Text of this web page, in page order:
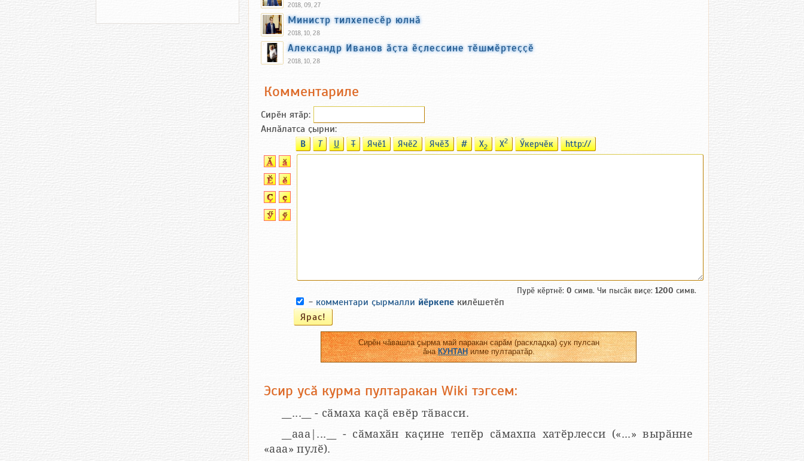
2018, 09, 27
Министр тилхепесӗр юлнӑ
2018, 10, 28
Александр Иванов ӑҫта ӗҫлессине тӗшмӗртеҫҫӗ
2018, 10, 28
Комментариле
Сирӗн ятӑp:
Анлӑлатса ҫырни:
B T U T Ячӗ1 Ячӗ2 Ячӗ3 # X2 X2 Ӳкерчӗк http://
Пурӗ кӗртнӗ: 0 симв. Чи пысӑк виҫе: 1200 симв.
- комментари ҫырмалли йӗркепе килӗшетӗп
Сирӗн чӑвашла ҫырма май паракан сарӑм (раскладка) ҫук пулсан
ӑнаКУНТАНилме пултаратӑр.
Эсир усӑ курма пултаракан Wiki тэгсем:
__...__ - сӑмаха каҫӑ евӗр тӑвасси.
__aaa|...__ - сӑмахӑн каҫине тепӗр сӑмахпа хатӗрлесси («...» вырӑнне
«ааа» пулӗ).